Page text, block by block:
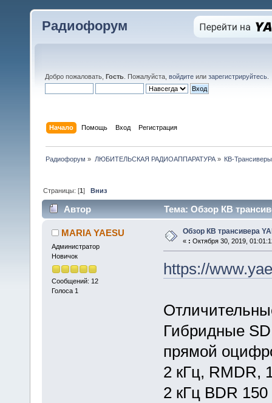
Радиофорум
Добро пожаловать, Гость . Пожалуйста, войдите или зарегистрируйтесь
Начало Помощь Вход Регистрация
Радиофорум » ЛЮБИТЕЛЬСКАЯ РАДИОАППАРАТУРА» КВ-Трансиверы
Страницы: [1]Вниз
Автор Тема: Обзор КВ
MARIA YAESU
Администратор
Новичок
Сообщений: 12
Голоса 1
Обзор КВ трансивера
« : Октября 30, 2019,
https://
Гибридные
прямой
2 кГц, RMDR,
2 кГц BDR